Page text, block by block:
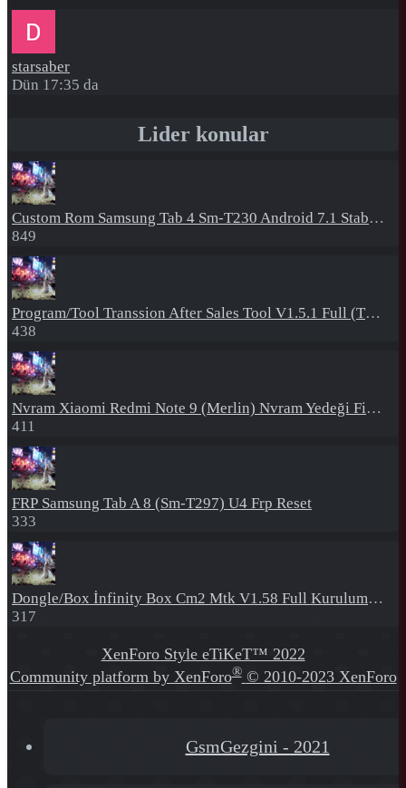
starsaber
Dün 17:35 da
Lider konular
Custom Rom Samsung Tab 4 Sm-T230 Android 7.1 Stabil Eba Destekli Yazılım
849
Program/Tool Transsion After Sales Tool V1.5.1 Full (Tüm Mtk Işlemcili Cihazları Meta Moda Alma)
438
Nvram Xiaomi Redmi Note 9 (Merlin) Nvram Yedeği Fix Nv By Dft Pro
411
FRP Samsung Tab A 8 (Sm-T297) U4 Frp Reset
333
Dongle/Box İnfinity Box Cm2 Mtk V1.58 Full Kurulum+Crack
317
XenForo Style eTiKeT™ 2022
Community platform by XenForo® © 2010-2023 XenForo
GsmGezgini - 2021